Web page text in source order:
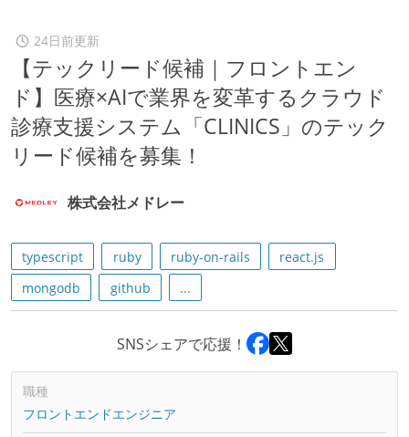
24日前更新
【テックリード候補｜フロントエン
ド】医療×AIで業界を変革するクラウド
診療支援システム「CLINICS」のテック
リード候補を募集！
株式会社メドレー
typescript ruby ruby-on-rails
react.js
mongodb
github ...
SNSシェアで応援！
職種
フロントエンドエンジニア